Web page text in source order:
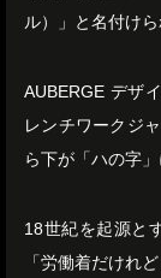
ル）」と名付け
AUBERGE デザ
レンチワークジ
ら下が「ハの字
18世紀を起源と
「労働着だけれ